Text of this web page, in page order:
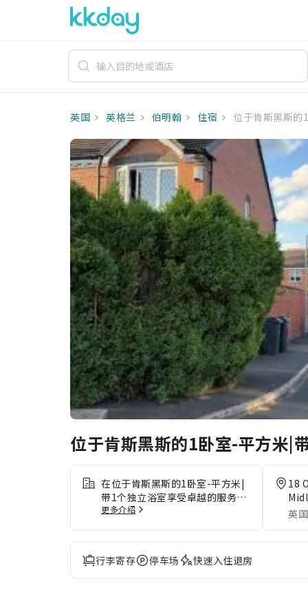
英国 英格兰 伯明翰 住宿 位于肯斯黑斯
位于肯斯黑斯的1卧室-平方米|
在位于肯斯黑斯的1卧室-平方米|
带1个独立浴室享受卓越的服务和
一流的设施，创造难忘的回忆。
施。
更多介绍
18
英
行李寄存 停车场 快速入住退房